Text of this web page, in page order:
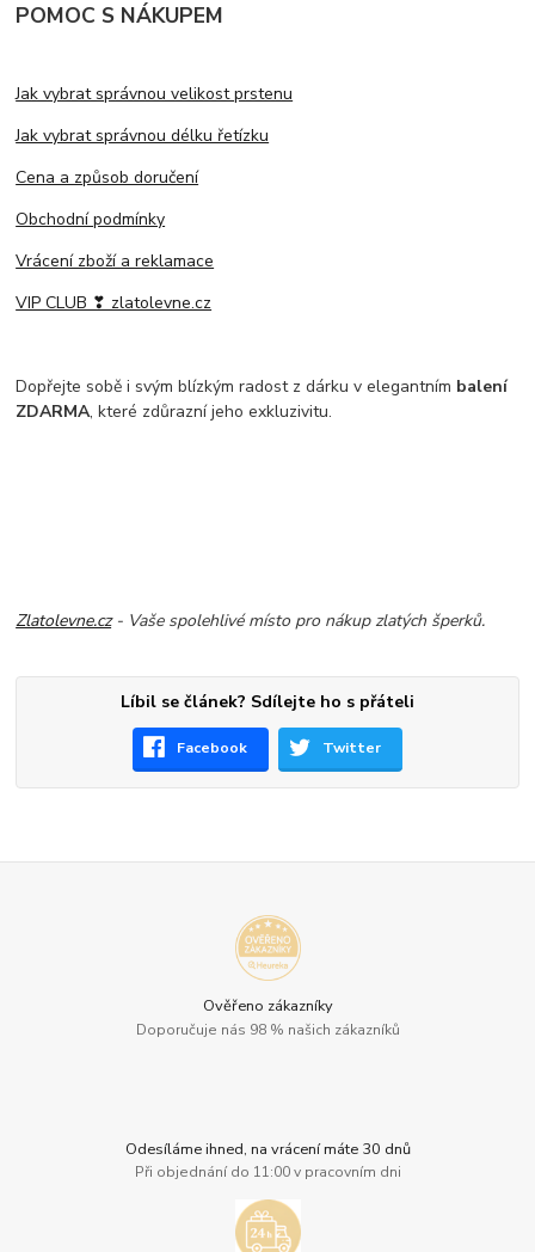
POMOC S NÁKUPEM
Jak vybrat správnou velikost prstenu
Jak vybrat správnou délku řetízku
Cena a způsob doručení
Obchodní podmínky
Vrácení zboží a reklamace
VIP CLUB ❣ zlatolevne.cz
Dopřejte sobě i svým blízkým radost z dárku v elegantním balení
ZDARMA, které zdůrazní jeho exkluzivitu.
Zlatolevne.cz- Vaše spolehlivé místo pro nákup zlatých šperků.
Líbil se článek? Sdílejte ho s přáteli
Facebook Twitter
Ověřeno zákazníky
Doporučuje nás 98 % našich zákazníků
Odesíláme ihned, na vrácení máte 30 dnů
Při objednání do 11:00 v pracovním dni